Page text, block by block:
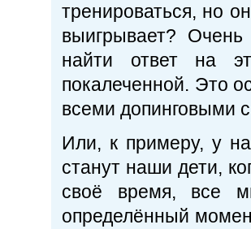
тренироваться, но
выигрывает?
найти ответ на
покалеченной. Это
всеми допинговыми
Или, к примеру, у
станут наши дети,
своё время, все
определённый